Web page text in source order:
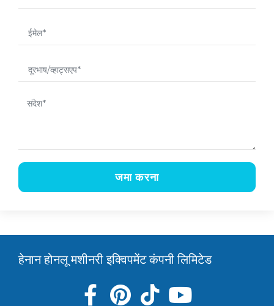
जमा करना
हेनान होनलू मशीनरी इक्विपमेंट कंपनी लिमिटेड